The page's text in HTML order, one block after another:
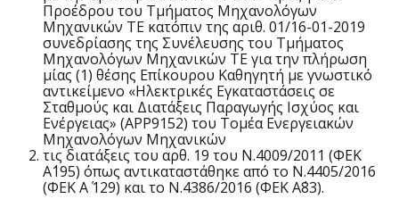
Προέδρου του Τμήματος Μηχανολόγων
Μηχανικών ΤΕ κατόπιν της αριθ. 01/16-01-2019
συνεδρίασης της Συνέλευσης του Τμήματος
Μηχανολόγων Μηχανικών ΤΕ για την πλήρωση
μίας (1) θέσης Επίκουρου Καθηγητή με γνωστικό
αντικείμενο «Ηλεκτρικές Εγκαταστάσεις σε
Σταθμούς και Διατάξεις Παραγωγής Ισχύος και
Ενέργειας» (APP9152) του Τομέα Ενεργειακών
Μηχανολόγων Μηχανικών
τις διατάξεις του αρθ. 19 του Ν.4009/2011 (ΦΕΚ
Α΄195) όπως αντικαταστάθηκε από το Ν.4405/2016
(ΦΕΚ Α΄ 129) και το Ν.4386/2016 (ΦΕΚ Α΄83).